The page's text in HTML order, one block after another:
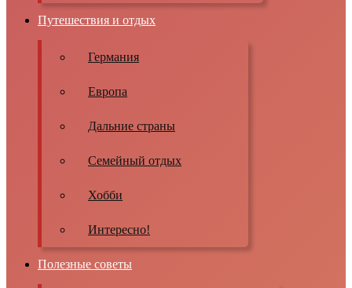
Путешествия и отдых
Германия
Европа
Дальние страны
Семейный отдых
Хобби
Интересно!
Полезные советы